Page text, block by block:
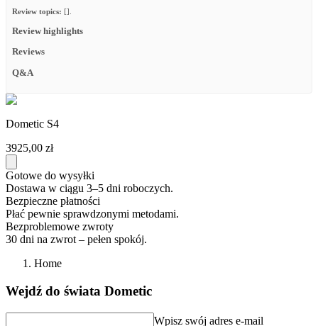
Review topics: [].
Review highlights
Reviews
Q&A
Dometic S4
3925,00 zł
Gotowe do wysyłki
Dostawa w ciągu 3–5 dni roboczych.
Bezpieczne płatności
Płać pewnie sprawdzonymi metodami.
Bezproblemowe zwroty
30 dni na zwrot – pełen spokój.
Home
Wejdź do świata Dometic
Wpisz swój adres e-mail